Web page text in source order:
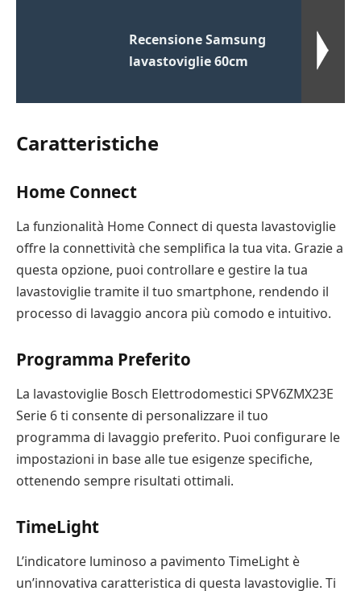
Recensione Samsung
lavastoviglie 60cm
Caratteristiche
Home Connect
La funzionalità Home Connect di questa lavastoviglie
offre la connettività che semplifica la tua vita. Grazie a
questa opzione, puoi controllare e gestire la tua
lavastoviglie tramite il tuo smartphone, rendendo il
processo di lavaggio ancora più comodo e intuitivo.
Programma Preferito
La lavastoviglie Bosch Elettrodomestici SPV6ZMX23E
Serie 6 ti consente di personalizzare il tuo
programma di lavaggio preferito. Puoi configurare le
impostazioni in base alle tue esigenze specifiche,
ottenendo sempre risultati ottimali.
TimeLight
L’indicatore luminoso a pavimento TimeLight è
un’innovativa caratteristica di questa lavastoviglie. Ti